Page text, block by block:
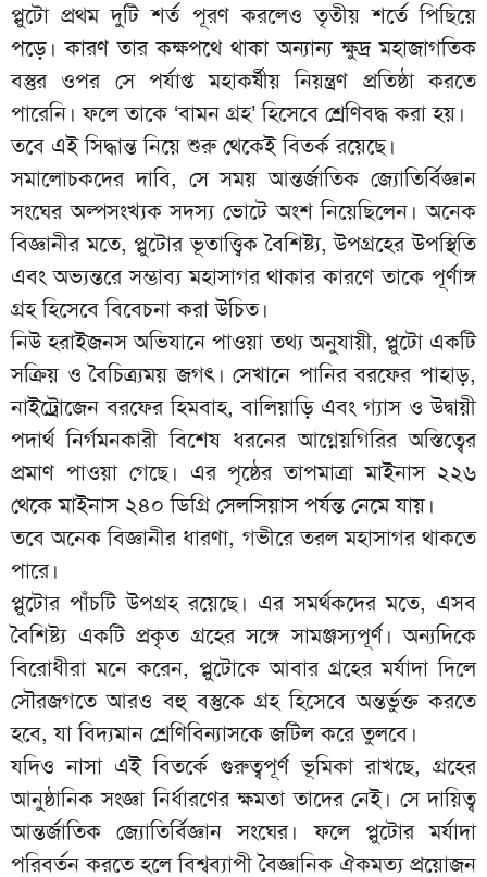
প্লুটো প্রথম দুটি শর্ত পূরণ করলেও তৃতীয় শর্তে পিছিয়ে
পড়ে। কারণ তার কক্ষপথে থাকা অন্যান্য ক্ষুদ্র মহাজাগতিক
বস্তুর ওপর সে পর্যাপ্ত মহাকর্ষীয় নিয়ন্ত্রণ প্রতিষ্ঠা করতে
পারেনি। ফলে তাকে ‘বামন গ্রহ’ হিসেবে শ্রেণিবদ্ধ করা হয়।
তবে এই সিদ্ধান্ত নিয়ে শুরু থেকেই বিতর্ক রয়েছে।
সমালোচকদের দাবি, সে সময় আন্তর্জাতিক জ্যোতির্বিজ্ঞান
সংঘের অল্পসংখ্যক সদস্য ভোটে অংশ নিয়েছিলেন। অনেক
বিজ্ঞানীর মতে, প্লুটোর ভূতাত্ত্বিক বৈশিষ্ট্য, উপগ্রহের উপস্থিতি
এবং অভ্যন্তরে সম্ভাব্য মহাসাগর থাকার কারণে তাকে পূর্ণাঙ্গ
গ্রহ হিসেবে বিবেচনা করা উচিত।
নিউ হরাইজনস অভিযানে পাওয়া তথ্য অনুযায়ী, প্লুটো একটি
সক্রিয় ও বৈচিত্র্যময় জগৎ। সেখানে পানির বরফের পাহাড়,
নাইট্রোজেন বরফের হিমবাহ, বালিয়াড়ি এবং গ্যাস ও উদ্বায়ী
পদার্থ নির্গমনকারী বিশেষ ধরনের আগ্নেয়গিরির অস্তিত্বের
প্রমাণ পাওয়া গেছে। এর পৃষ্ঠের তাপমাত্রা মাইনাস ২২৬
থেকে মাইনাস ২৪০ ডিগ্রি সেলসিয়াস পর্যন্ত নেমে যায়।
তবে অনেক বিজ্ঞানীর ধারণা, গভীরে তরল মহাসাগর থাকতে
পারে।
প্লুটোর পাঁচটি উপগ্রহ রয়েছে। এর সমর্থকদের মতে, এসব
বৈশিষ্ট্য একটি প্রকৃত গ্রহের সঙ্গে সামঞ্জস্যপূর্ণ। অন্যদিকে
বিরোধীরা মনে করেন, প্লুটোকে আবার গ্রহের মর্যাদা দিলে
সৌরজগতে আরও বহু বস্তুকে গ্রহ হিসেবে অন্তর্ভুক্ত করতে
হবে, যা বিদ্যমান শ্রেণিবিন্যাসকে জটিল করে তুলবে।
যদিও নাসা এই বিতর্কে গুরুত্বপূর্ণ ভূমিকা রাখছে, গ্রহের
আনুষ্ঠানিক সংজ্ঞা নির্ধারণের ক্ষমতা তাদের নেই। সে দায়িত্ব
আন্তর্জাতিক জ্যোতির্বিজ্ঞান সংঘের। ফলে প্লুটোর মর্যাদা
পরিবর্তন করতে হলে বিশ্বব্যাপী বৈজ্ঞানিক ঐকমত্য প্রয়োজন